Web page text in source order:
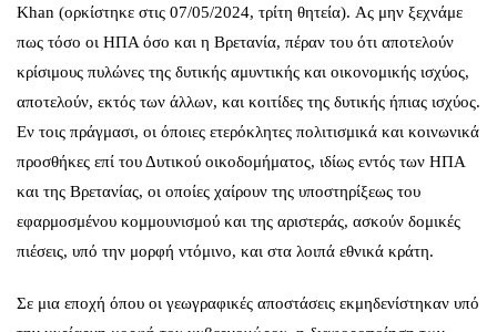
Khan (ορκίστηκε στις 07/05/2024, τρίτη θητεία). Ας μην ξεχνάμε
πως τόσο οι ΗΠΑ όσο και η Βρετανία, πέραν του ότι αποτελούν
κρίσιμους πυλώνες της δυτικής αμυντικής και οικονομικής ισχύος,
αποτελούν, εκτός των άλλων, και κοιτίδες της δυτικής ήπιας ισχύος.
Εν τοις πράγμασι, οι όποιες ετερόκλητες πολιτισμικά και κοινωνικά
προσθήκες επί του Δυτικού οικοδομήματος, ιδίως εντός των ΗΠΑ
και της Βρετανίας, οι οποίες χαίρουν της υποστηρίξεως του
εφαρμοσμένου κομμουνισμού και της αριστεράς, ασκούν δομικές
πιέσεις, υπό την μορφή ντόμινο, και στα λοιπά εθνικά κράτη.
Σε μια εποχή όπου οι γεωγραφικές αποστάσεις εκμηδενίστηκαν υπό